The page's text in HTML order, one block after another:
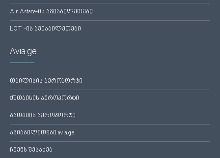
Air Astana-ის ავიაბილეთები
LOT -ის ავიაბილეთები
Avia.ge
თბილისის აეროპორტი
ქუთაისის აეროპორტი
ბათუმის აეროპორტი
ავიაბილეთები avia.ge
ჩვენს შესახებ